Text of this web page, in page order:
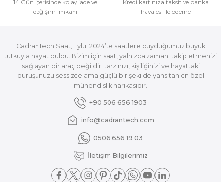
14 Gün içerisinde kolay iade ve
değişim imkanı
Kredi kartınıza taksit ve banka
havalesi ile ödeme
CadranTech Saat, Eylül 2024’te saatlere duyduğumuz büyük
tutkuyla hayat buldu. Bizim için saat, yalnızca zamanı takip etmenizi
sağlayan bir araç değildir; tarzınızı, kişiliğinizi ve hayattaki
duruşunuzu sessizce ama güçlü bir şekilde yansıtan en özel
mühendislik harikasıdır.
+90 506 656 1903
info@cadrantech.com
0506 656 19 03
İletişim Bilgilerimiz